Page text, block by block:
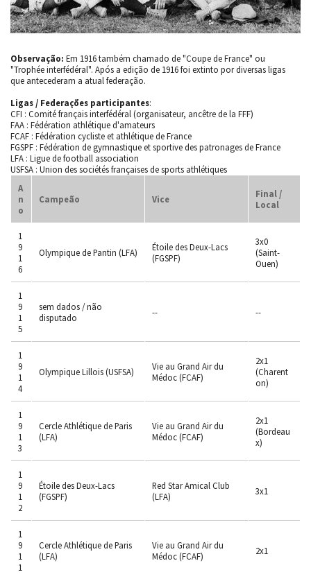
Observação: Em 1916 também chamado de "Coupe de France" ou
"Trophée interfédéral". Após a edição de 1916 foi extinto por diversas ligas
que antecederam a atual federação.
Ligas / Federações participantes:
CFI : Comité français interfédéral (organisateur, ancêtre de la FFF)
FAA : Fédération athlétique d'amateurs
FCAF : Fédération cycliste et athlétique de France
FGSPF : Fédération de gymnastique et sportive des patronages de France
LFA : Ligue de football association
USFSA : Union des sociétés françaises de sports athlétiques
A
n
o
Campeão Vice
Final /
Local
1
9
1
6
Olympique de Pantin (LFA)
Étoile des Deux-Lacs
(FGSPF)
3x0
(Saint-
Ouen)
1
9
1
5
sem dados / não
disputado
-- --
1
9
1
4
Olympique Lillois (USFSA)
Vie au Grand Air du
Médoc (FCAF)
2x1
(Charent
on)
1
9
1
3
Cercle Athlétique de Paris
(LFA)
Vie au Grand Air du
Médoc (FCAF)
2x1
(Bordeau
x)
1
9
1
2
Étoile des Deux-Lacs
(FGSPF)
Red Star Amical Club
(LFA)
3x1
1
9
1
1
Cercle Athlétique de Paris
(LFA)
Vie au Grand Air du
Médoc (FCAF)
2x1